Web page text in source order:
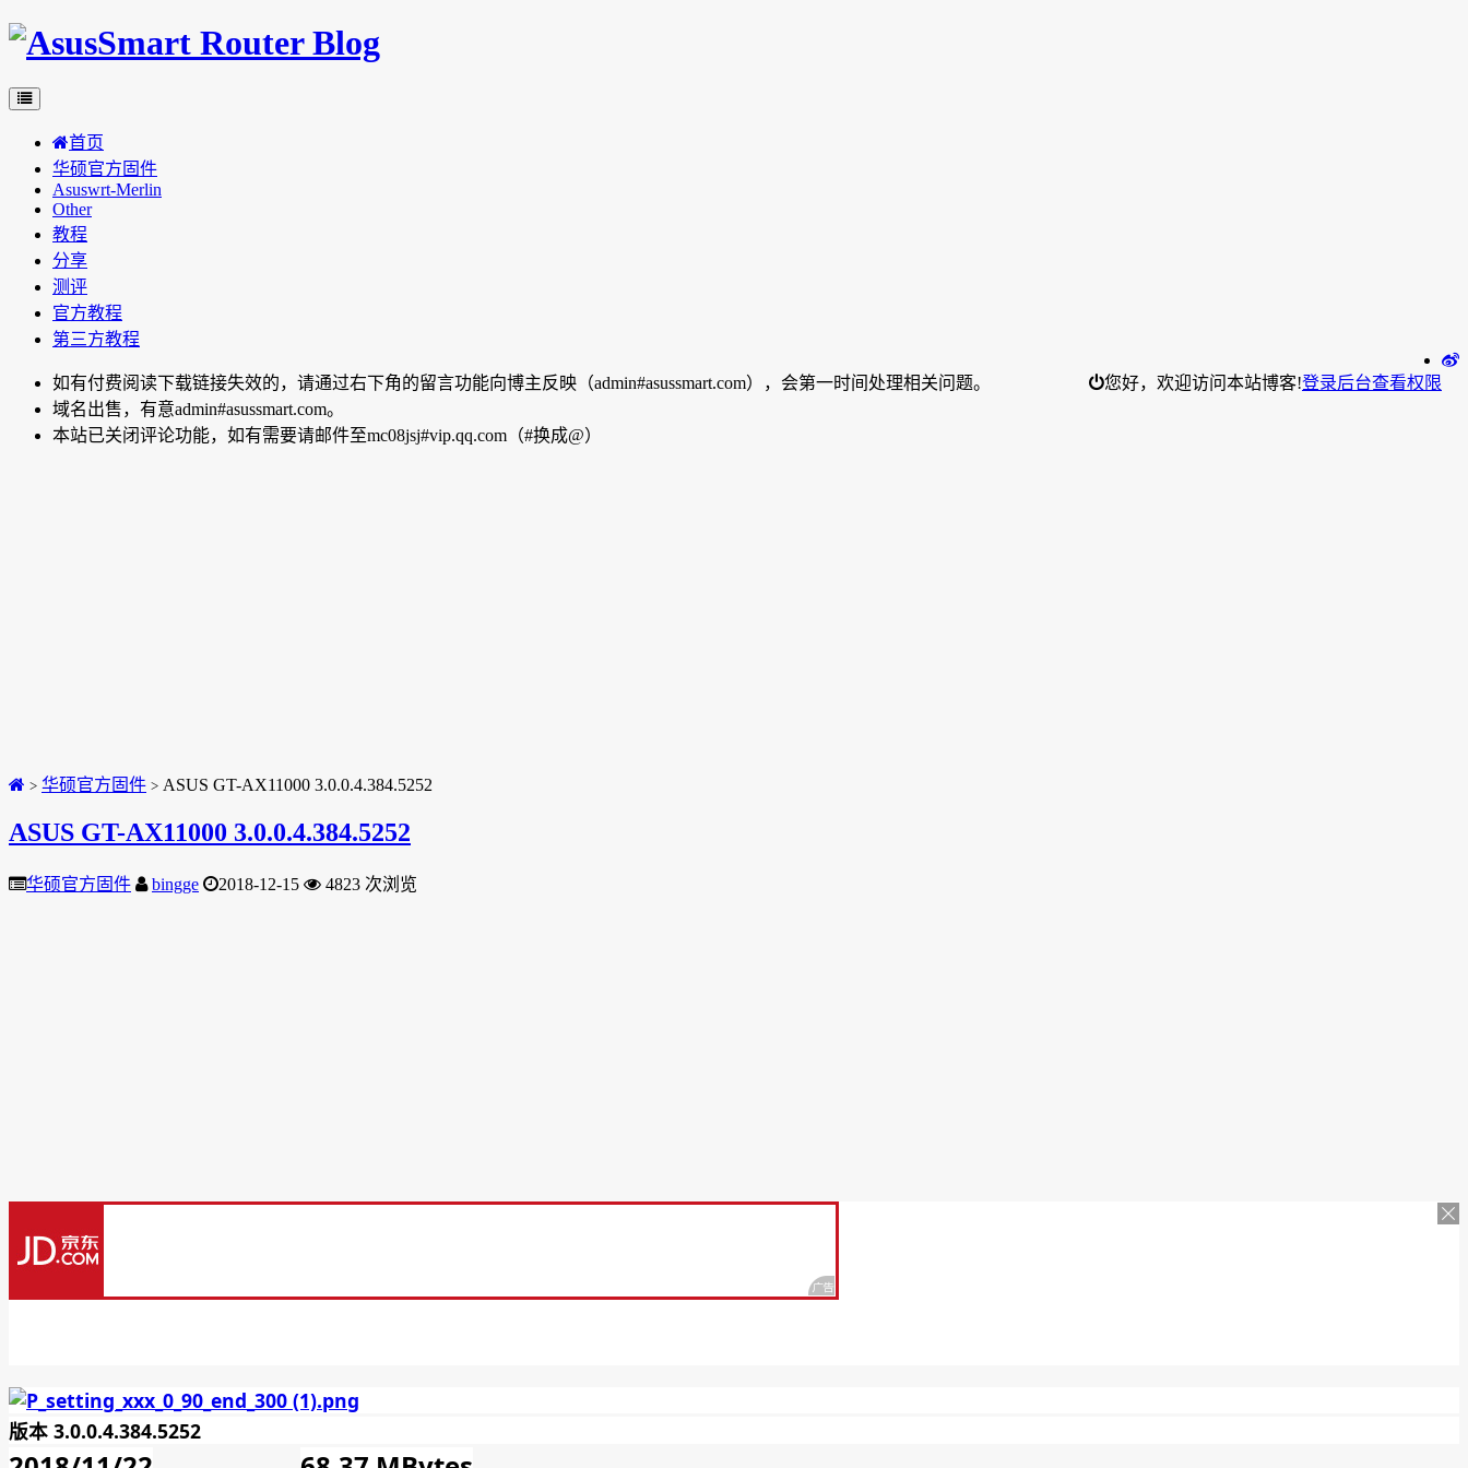
首页
华硕官方固件
Asuswrt-Merlin
Other
教程
分享
测评
官方教程
第三方教程
您好，欢迎访问本站博客!登录后台查看权限
如有付费阅读下载链接失效的，请通过右下角的留言功能向博主反映（admin#asussmart.com），会第一时间处理相关问题。
域名出售，有意admin#asussmart.com。
本站已关闭评论功能，如有需要请邮件至mc08jsj#vip.qq.com（#换成@）
> 华硕官方固件 > ASUS GT-AX11000 3.0.0.4.384.5252
ASUS GT-AX11000 3.0.0.4.384.5252
华硕官方固件 bingge 2018-12-15 4823 次浏览
版本 3.0.0.4.384.5252